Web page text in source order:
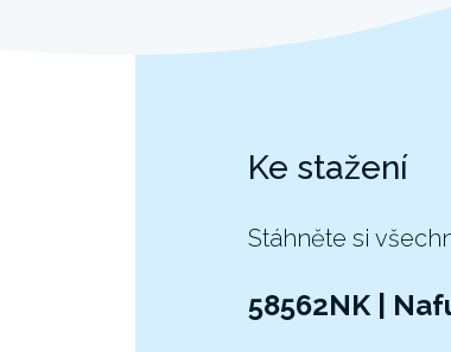
Ke stažení
Stáhněte si
58562NK |